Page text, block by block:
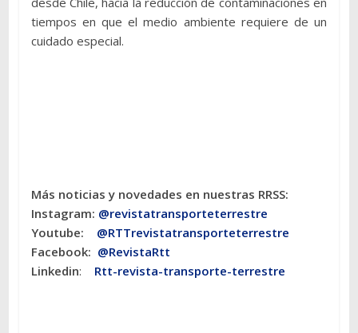
tiempos en que el medio ambiente requiere de un
cuidado especial.
Más noticias y novedades en nuestras RRSS:
Instagram: @revistatransporteterrestre
Youtube: @RTTrevistatransporteterrestre
Facebook: @RevistaRtt
Linkedin: Rtt-revista-transporte-terrestre